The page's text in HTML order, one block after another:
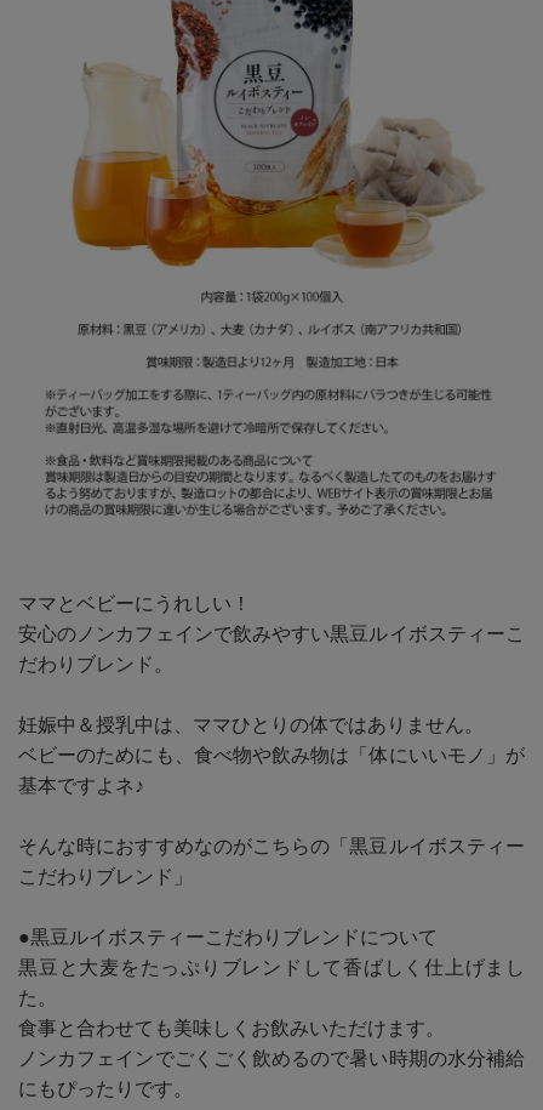
ママとベビーにうれしい！
安心のノンカフェインで飲みやすい黒豆ルイボスティーこ
だわりブレンド。
妊娠中＆授乳中は、ママひとりの体ではありません。
ベビーのためにも、食べ物や飲み物は「体にいいモノ」が
基本ですよネ♪
そんな時におすすめなのがこちらの「黒豆ルイボスティー
こだわりブレンド」
●黒豆ルイボスティーこだわりブレンドについて
黒豆と大麦をたっぷりブレンドして香ばしく仕上げまし
た。
食事と合わせても美味しくお飲みいただけます。
ノンカフェインでごくごく飲めるので暑い時期の水分補給
にもぴったりです。